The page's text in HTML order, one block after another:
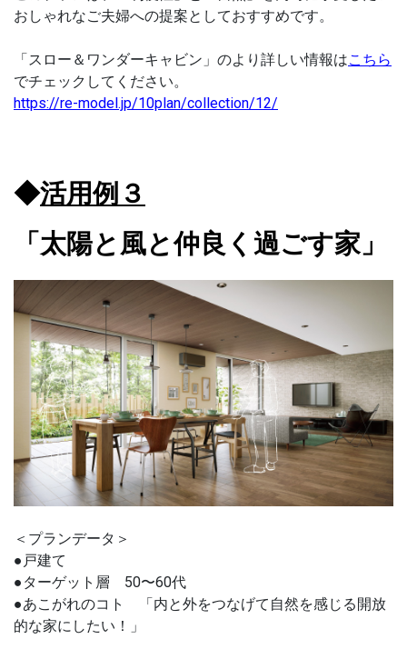
おしゃれなご夫婦への提案としておすすめです。
「スロー＆ワンダーキャビン」のより詳しい情報はこちら
でチェックしてください。
https://re-model.jp/10plan/collection/12/
◆活用例３
「太陽と風と仲良く過ごす家」
＜プランデータ＞
●戸建て
●ターゲット層 50〜60代
●あこがれのコト 「内と外をつなげて自然を感じる開放
的な家にしたい！」